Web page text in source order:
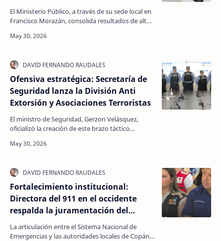
fiscales presentados
El Ministerio Público, a través de su sede local en
Francisco Morazán, consolida resultados de alto
Ofensiva estratégica: Secretaría de
Seguridad lanza la División Anti
Extorsión y Asociaciones Terroristas
El ministro de Seguridad, Gerzon Velásquez,
oficializó la creación de este brazo táctico
Crimen (…
Fortalecimiento institucional:
Directora del 911 en el occidente
respalda la juramentación del
Consejo Departamental de la Niñez
en Copán
La articulación entre el Sistema Nacional de
Emergencias y las autoridades locales de Copán